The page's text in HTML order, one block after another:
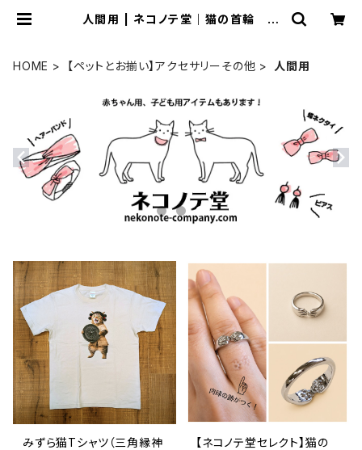
人間用 | ネコノテ堂｜猫の首輪 ペ
HOME 【ペットとお揃い】アクセサリーその他 人間用
みずら猫Tシャツ（三角縁神
【ネコノテ堂セレクト】猫の